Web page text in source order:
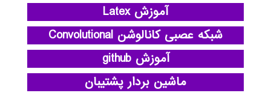
آموزش Latex
شبکه عصبی کانالوشن Convolutional
آموزش github
ماشین بردار پشتیبان